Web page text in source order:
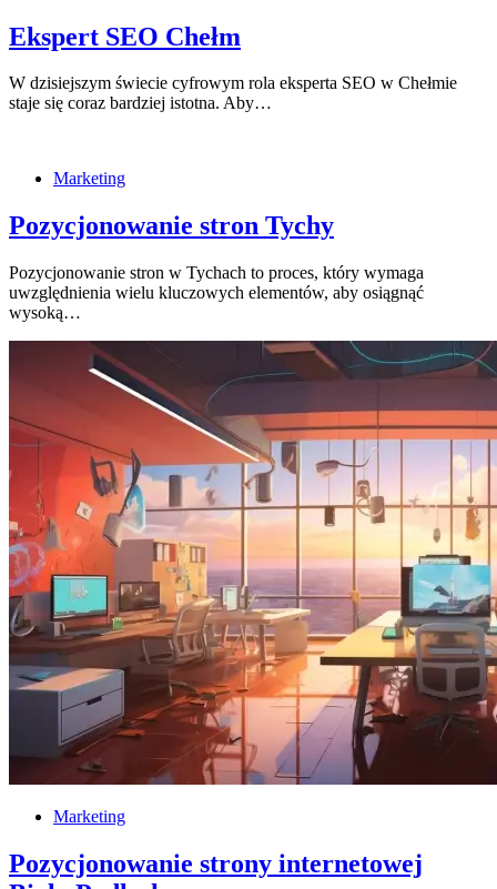
Ekspert SEO Chełm
W dzisiejszym świecie cyfrowym rola eksperta SEO w Chełmie
staje się coraz bardziej istotna. Aby…
Marketing
Pozycjonowanie stron Tychy
Pozycjonowanie stron w Tychach to proces, który wymaga
uwzględnienia wielu kluczowych elementów, aby osiągnąć
wysoką…
Marketing
Pozycjonowanie strony internetowej